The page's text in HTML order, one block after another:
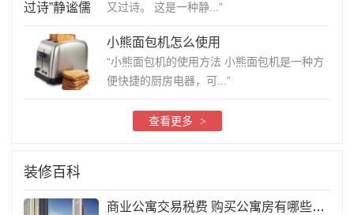
又过诗。 这是一种静...”
小熊面包机怎么使用
“小熊面包机的使用方法 小熊面包机是一种方
便快捷的厨房电器，可...”
查看更多 >
装修百科
商业公寓交易税费 购买公寓房有哪些缺点